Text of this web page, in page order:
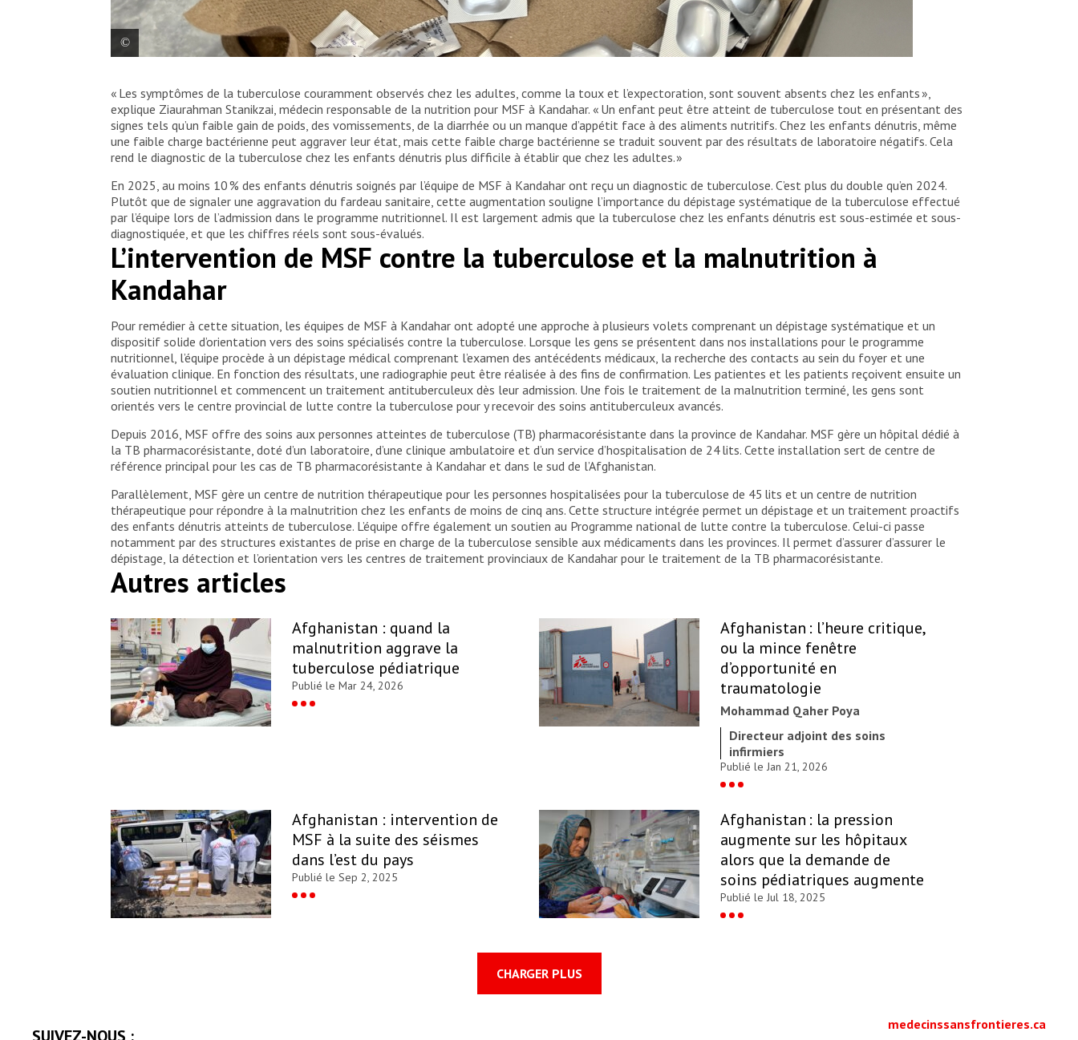
l’observance du traitement, en particulier chez les personnes ayant un niveau d’éducation limité. Afghanistan,
2026. © Nazia Kamal/MSF
« Les symptômes de la tuberculose couramment observés chez les adultes, comme la toux et l’expectoration, sont souvent absents chez les enfants »,
explique Ziaurahman Stanikzai, médecin responsable de la nutrition pour MSF à Kandahar. « Un enfant peut être atteint de tuberculose tout en présentant des
signes tels qu’un faible gain de poids, des vomissements, de la diarrhée ou un manque d’appétit face à des aliments nutritifs. Chez les enfants dénutris, même
une faible charge bactérienne peut aggraver leur état, mais cette faible charge bactérienne se traduit souvent par des résultats de laboratoire négatifs. Cela
rend le diagnostic de la tuberculose chez les enfants dénutris plus difficile à établir que chez les adultes. »
En 2025, au moins 10 % des enfants dénutris soignés par l’équipe de MSF à Kandahar ont reçu un diagnostic de tuberculose. C’est plus du double qu’en 2024.
Plutôt que de signaler une aggravation du fardeau sanitaire, cette augmentation souligne l’importance du dépistage systématique de la tuberculose effectué
par l’équipe lors de l’admission dans le programme nutritionnel. Il est largement admis que la tuberculose chez les enfants dénutris est sous-estimée et sous-
diagnostiquée, et que les chiffres réels sont sous-évalués.
L’intervention de MSF contre la tuberculose et la malnutrition à
Kandahar
Pour remédier à cette situation, les équipes de MSF à Kandahar ont adopté une approche à plusieurs volets comprenant un dépistage systématique et un
dispositif solide d’orientation vers des soins spécialisés contre la tuberculose. Lorsque les gens se présentent dans nos installations pour le programme
nutritionnel, l’équipe procède à un dépistage médical comprenant l’examen des antécédents médicaux, la recherche des contacts au sein du foyer et une
évaluation clinique. En fonction des résultats, une radiographie peut être réalisée à des fins de confirmation. Les patientes et les patients reçoivent ensuite un
soutien nutritionnel et commencent un traitement antituberculeux dès leur admission. Une fois le traitement de la malnutrition terminé, les gens sont
orientés vers le centre provincial de lutte contre la tuberculose pour y recevoir des soins antituberculeux avancés.
Depuis 2016, MSF offre des soins aux personnes atteintes de tuberculose (TB) pharmacorésistante dans la province de Kandahar. MSF gère un hôpital dédié à
la TB pharmacorésistante, doté d’un laboratoire, d’une clinique ambulatoire et d’un service d’hospitalisation de 24 lits. Cette installation sert de centre de
référence principal pour les cas de TB pharmacorésistante à Kandahar et dans le sud de l’Afghanistan.
Parallèlement, MSF gère un centre de nutrition thérapeutique pour les personnes hospitalisées pour la tuberculose de 45 lits et un centre de nutrition
thérapeutique pour répondre à la malnutrition chez les enfants de moins de cinq ans. Cette structure intégrée permet un dépistage et un traitement proactifs
des enfants dénutris atteints de tuberculose. L’équipe offre également un soutien au Programme national de lutte contre la tuberculose. Celui-ci passe
notamment par des structures existantes de prise en charge de la tuberculose sensible aux médicaments dans les provinces. Il permet d’assurer d’assurer le
dépistage, la détection et l’orientation vers les centres de traitement provinciaux de Kandahar pour le traitement de la TB pharmacorésistante.
Autres articles
Afghanistan : quand la
malnutrition aggrave la
tuberculose pédiatrique
Publié le Mar 24, 2026
Afghanistan : l’heure critique,
ou la mince fenêtre
d’opportunité en
traumatologie
Mohammad Qaher Poya
Directeur adjoint des soins
infirmiers
Publié le Jan 21, 2026
Afghanistan : intervention de
MSF à la suite des séismes
dans l’est du pays
Publié le Sep 2, 2025
Afghanistan : la pression
augmente sur les hôpitaux
alors que la demande de
soins pédiatriques augmente
Publié le Jul 18, 2025
CHARGER PLUS
medecinssansfrontieres.ca